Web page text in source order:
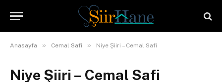
Anasayfa » Cemal Safi » Niye Şiiri – Cemal Safi
Niye Şiiri – Cemal Safi